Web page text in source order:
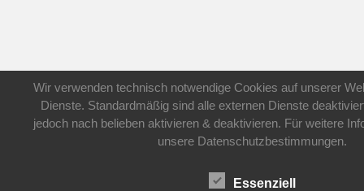
Wir verwenden technisch notwendige Cookies auf unserer
Dienste. Standardmäßig sind alle externen Dienste
jedoch nach belieben aktivieren & deaktivieren. Für weitere
unsere Datenschutzbestimmungen.
Essenziell